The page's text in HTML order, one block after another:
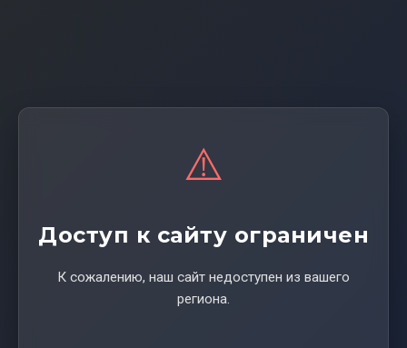
⚠️
Доступ к сайту ограничен
К сожалению, наш сайт недоступен из вашего
региона.